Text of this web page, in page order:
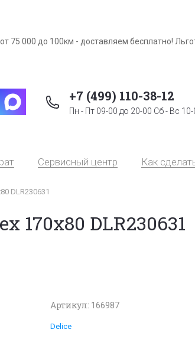
75 000 до 100км - доставляем бесплатно!
+7 (499) 110-38-12
Пн - Пт 09-00 до 20-00 Сб - Вс
Сервисный центр Как сделать
DLR230631
170х80 DLR230631
Артикул: 166987
Delice